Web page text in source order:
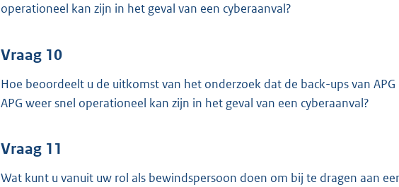
operationeel kan zijn in het geval van een cyberaanval?
Vraag 10
Hoe beoordeelt u de uitkomst van het onderzoek dat de back-ups van
APG weer snel operationeel kan zijn in het geval van een cyberaanval?
Vraag 11
Wat kunt u vanuit uw rol als bewindspersoon doen om bij te dragen aan